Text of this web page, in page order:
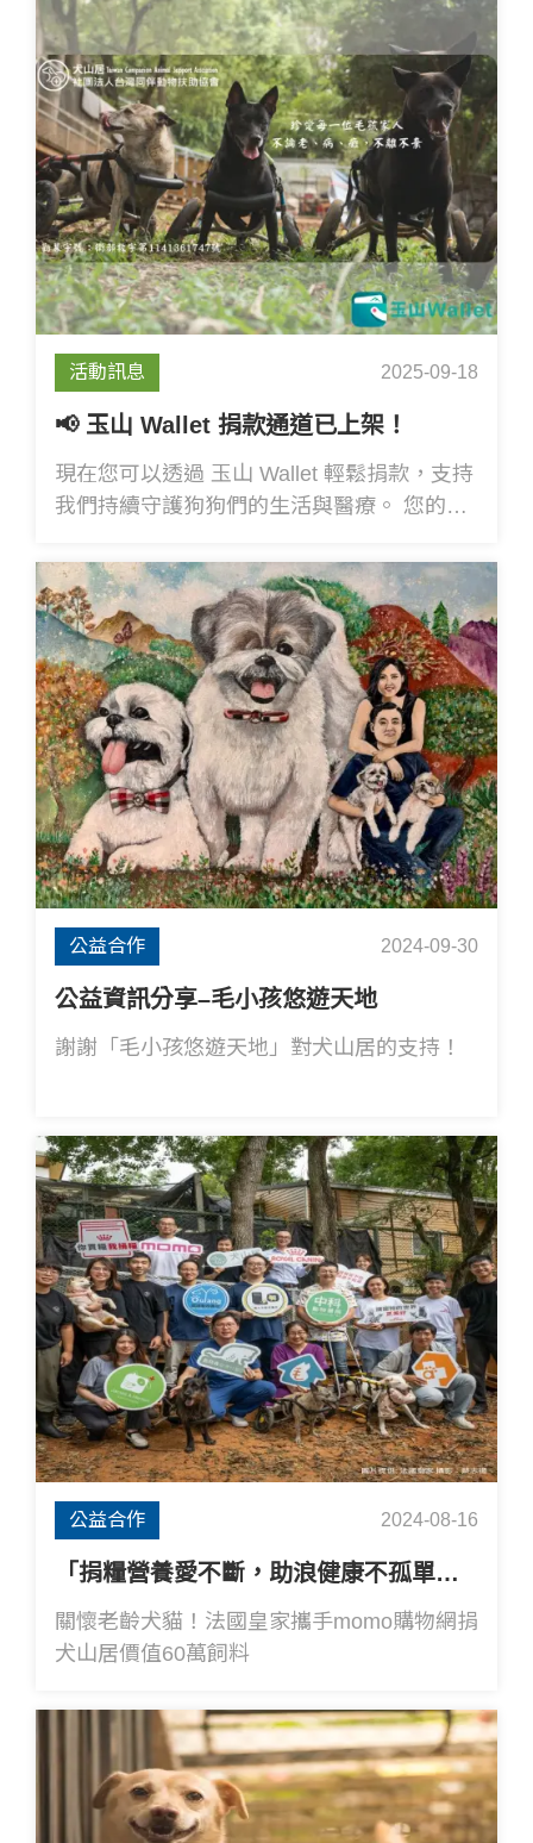
望。
活動訊息 2025-09-18
📢 玉山 Wallet 捐款通道已上架！
現在您可以透過 玉山 Wallet 輕鬆捐款，支持
我們持續守護狗狗們的生活與醫療。 您的每
公益合作 2024-09-30
公益資訊分享–毛小孩悠遊天地
謝謝「毛小孩悠遊天地」對犬山居的支持！
公益合作 2024-08-16
「捐糧營養愛不斷，助浪健康不孤單」公益活動圓滿結束
關懷老齡犬貓！法國皇家攜手momo購物網捐
犬山居價值60萬飼料